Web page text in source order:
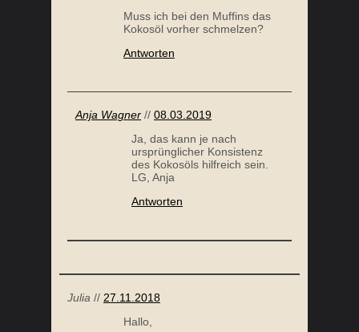
STRACCIATELLA EISCREME
PALEO MÜSLI RIEGEL
Muss ich bei den Muffins das
Kokosöl vorher schmelzen?
Antworten
Anja Wagner // 08.03.2019
Ja, das kann je nach
ursprünglicher Konsistenz
des Kokosöls hilfreich sein.
LG, Anja
Antworten
Julia // 27.11.2018
Hallo,